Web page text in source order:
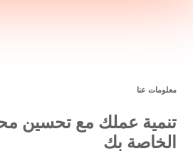
معلومات عنا
تنمية عملك مع تحسين
الخاصة بك